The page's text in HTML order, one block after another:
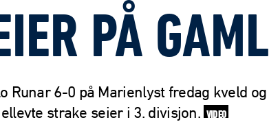
PÅ
Runar 6-0 på Marienlyst fredag kveld
ellevte strake seier i 3. divisjon. VIDEO